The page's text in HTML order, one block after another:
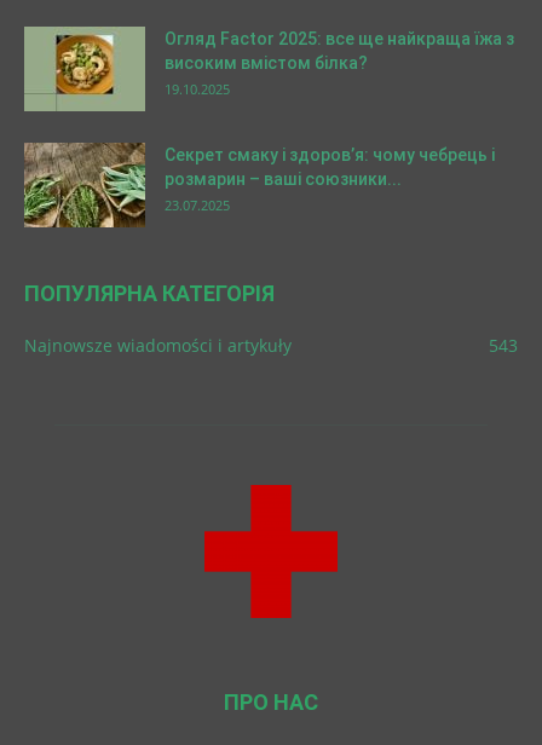
Огляд Factor 2025: все ще найкраща їжа з
високим вмістом білка?
19.10.2025
Секрет смаку і здоров’я: чому чебрець і
розмарин – ваші союзники...
23.07.2025
ПОПУЛЯРНА КАТЕГОРІЯ
Najnowsze wiadomości i artykuły 543
ПРО НАС